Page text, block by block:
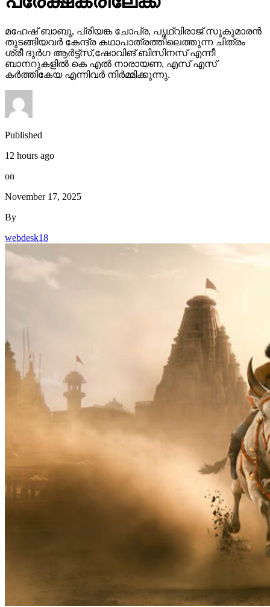
മഹേഷ് ബാബു, പ്രിയങ്ക ചോപ്ര, പൃഥ്വിരാജ് സുകുമാരൻ
തുടങ്ങിയവർ കേന്ദ്ര കഥാപാത്രത്തിലെത്തുന്ന ചിത്രം
ശ്രീ ദുർഗ ആർട്ട്സ്,ഷോവിങ് ബിസിനസ് എന്നീ
ബാനറുകളിൽ കെ എൽ നാരായണ, എസ് എസ്
കർത്തികേയ എന്നിവർ നിർമ്മിക്കുന്നു.
Published
12 hours ago
on
November 17, 2025
By
webdesk18